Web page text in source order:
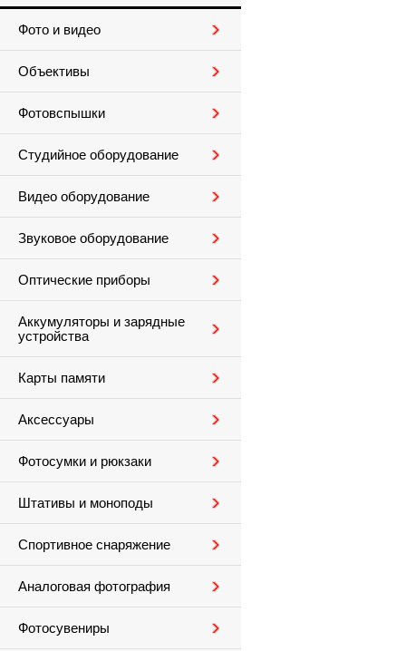
Фото и видео
Объективы
Фотовспышки
Студийное оборудование
Видео оборудование
Звуковое оборудование
Оптические приборы
Аккумуляторы и зарядные
устройства
Карты памяти
Аксессуары
Фотосумки и рюкзаки
Штативы и моноподы
Спортивное снаряжение
Аналоговая фотография
Фотосувениры